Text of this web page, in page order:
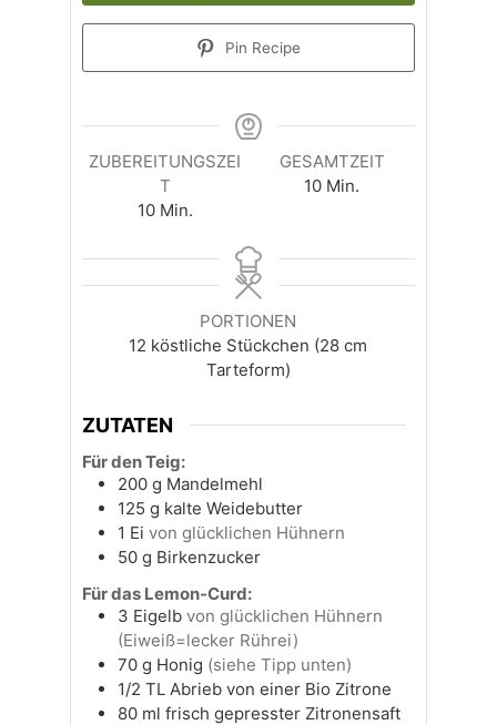
Pin Recipe
ZUBEREITUNGSZEI
T
10Minuten
Min.
GESAMTZEIT
10Minuten
Min.
PORTIONEN
12 köstliche Stückchen (28 cm
Tarteform)
ZUTATEN
Für den Teig:
200 g Mandelmehl
125 g kalte Weidebutter
1 Ei von glücklichen Hühnern
50 g Birkenzucker
Für das Lemon-Curd:
3 Eigelb von glücklichen Hühnern
(Eiweiß=lecker Rührei)
70 g Honig (siehe Tipp unten)
1/2 TL Abrieb von einer Bio Zitrone
80 ml frisch gepresster Zitronensaft